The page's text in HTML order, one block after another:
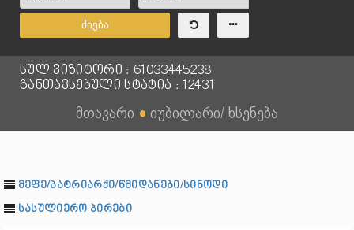
ძიება
სულ ვიზიტორი : 61033445238
განთავსებული სტატია : 12431
მთავარი ● იუბილარი/ ხსენება
მეფე/პატრიარქი/წმიდანები/სინოდი
სასულიერო პირები